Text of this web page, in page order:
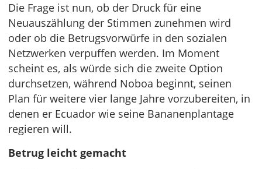
Die Frage ist nun, ob der Druck für eine
Neuauszählung der Stimmen zunehmen wird
oder ob die Betrugsvorwürfe in den sozialen
Netzwerken verpuffen werden. Im Moment
scheint es, als würde sich die zweite Option
durchsetzen, während Noboa beginnt, seinen
Plan für weitere vier lange Jahre vorzubereiten, in
denen er Ecuador wie seine Bananenplantage
regieren will.
Betrug leicht gemacht